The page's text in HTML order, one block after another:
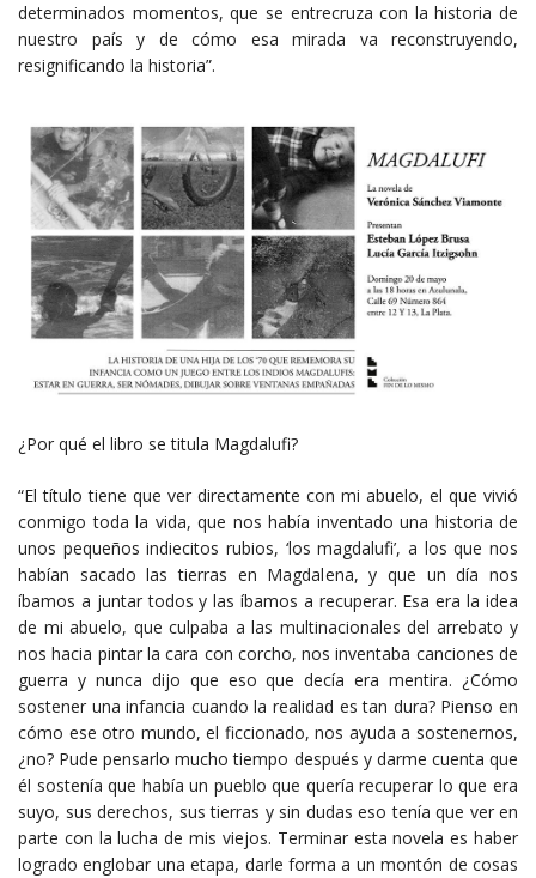
determinados momentos, que se entrecruza con la historia de
nuestro país y de cómo esa mirada va reconstruyendo,
resignificando la historia”.
¿Por qué el libro se titula Magdalufi?
“El título tiene que ver directamente con mi abuelo, el que vivió
conmigo toda la vida, que nos había inventado una historia de
unos pequeños indiecitos rubios, ‘los magdalufi’, a los que nos
habían sacado las tierras en Magdalena, y que un día nos
íbamos a juntar todos y las íbamos a recuperar. Esa era la idea
de mi abuelo, que culpaba a las multinacionales del arrebato y
nos hacia pintar la cara con corcho, nos inventaba canciones de
guerra y nunca dijo que eso que decía era mentira. ¿Cómo
sostener una infancia cuando la realidad es tan dura? Pienso en
cómo ese otro mundo, el ficcionado, nos ayuda a sostenernos,
¿no? Pude pensarlo mucho tiempo después y darme cuenta que
él sostenía que había un pueblo que quería recuperar lo que era
suyo, sus derechos, sus tierras y sin dudas eso tenía que ver en
parte con la lucha de mis viejos. Terminar esta novela es haber
logrado englobar una etapa, darle forma a un montón de cosas